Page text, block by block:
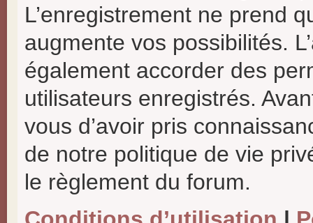
L’enregistrement ne prend
augmente vos possibilités.
également accorder des
utilisateurs enregistrés.
vous d’avoir pris
de notre politique de vie
le règlement du forum.